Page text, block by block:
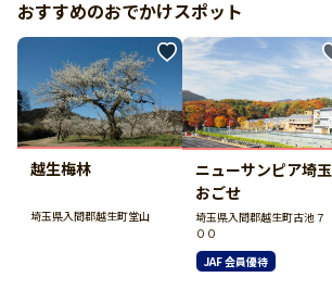
おすすめのおでかけスポット
越生梅林
埼玉県入間郡越生町堂山
ニューサンピア埼玉
おごせ
埼玉県入間郡越生町古池７
００
JAF 会員優待